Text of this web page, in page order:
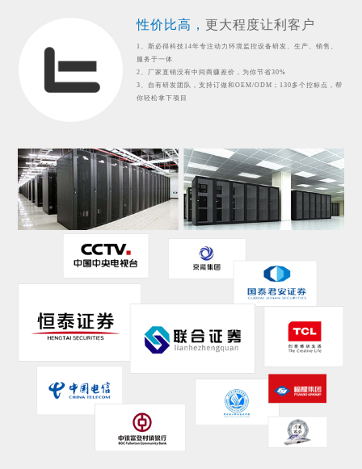
性价比高， 更大程度让利客户
1、斯必得科技14年专注动力环境监控设备研发、生产、销售、
服务于一体
2、厂家直销没有中间商赚差价，为你节省30%
3、自有研发团队，支持订做和OEM/ODM；130多个控标点，帮
你轻松拿下项目